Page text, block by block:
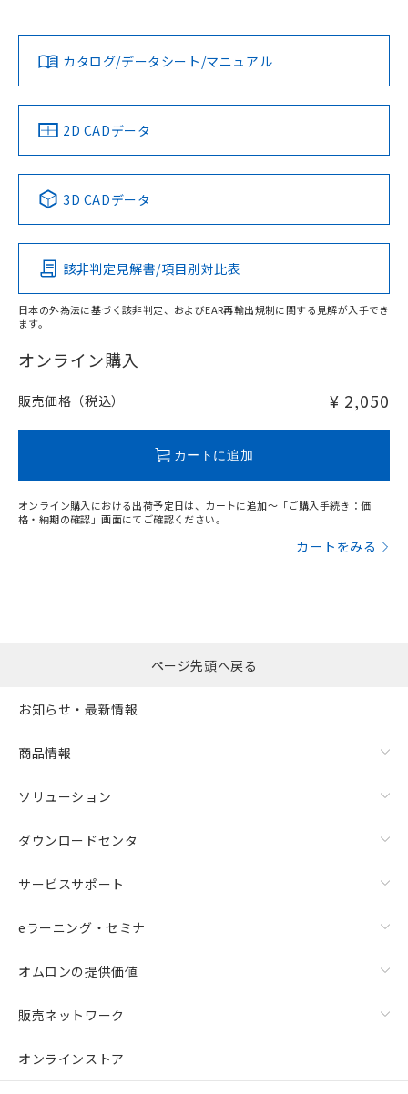
ダウンロードデータをご利用いただく前に、以下を必ずお読
みください。
ソフトウェアの使用条件
対応済み
中国 RoHS 注意事項・凡例
Pb Hg Cd Cr(VI)
O
在庫等で未対応品が混在する可能性があります。
問い合わせください。
LR型式承認
（イギリス
船舶規格）
DNV型式承認
（ノルウェー
BV型式承認
（フランス
KR型式
（韓国
No No No No
この製品の規格認証/適合状況ページへ
その他の認証はこちらのページからご検索ください
カタログ/データシート/マニュアル
2D CADデータ
3D CADデータ
該非判定見解書/項目別対比表
日本の外為法に基づく該非判定、およびEAR再輸出規制に関する見解が入手でき
ます。
オンライン購入
販売価格（税込） ¥ 2,050
カートに追加
オンライン購入における出荷予定日は、カートに追加～「ご購入手続き：価
格・納期の確認」画面にてご確認ください。
カートをみる
ページ先頭へ戻る
お知らせ・最新情報
商品情報
ソリューション
ダウンロードセンタ
サービスサポート
eラーニング・セミナ
オムロンの提供価値
販売ネットワーク
オンラインストア